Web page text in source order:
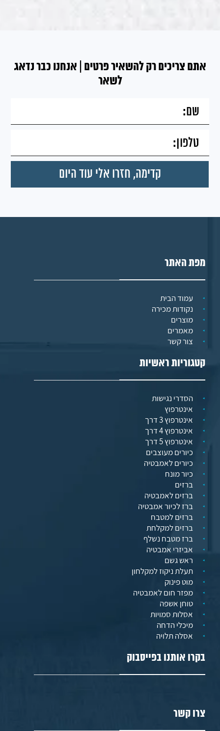
אתם צריכים רק להשאיר פרטים | אנחנו כבר נדאג
לשאר
מפת האתר
עמוד הבית
נקודות מכירה
מוצרים
מאמרים
צור קשר
קטגוריות ראשיות
הסדרי נגישות
אינטרפוץ
אינטרפוץ 3 דרך
אינטרפוץ 4 דרך
אינטרפוץ 5 דרך
כיורים מעוצבים
כיורים לאמבטיה
כיור מונח
ברזים
ברזים לאמבטיה
ברז לכיור אמבטיה
ברזים למטבח
ברזים למקלחת
ברז מטבח נשלף
אביזרי אמבטיה
ראש גשם
תעלת ניקוז למקלחון
מוט פינוק
מפזר חום לאמבטיה
טוחן אשפה
אסלות סמויות
מיכלי הדחה
אסלה תלויה
בקרו אותנו בפייסבוק
צרו קשר